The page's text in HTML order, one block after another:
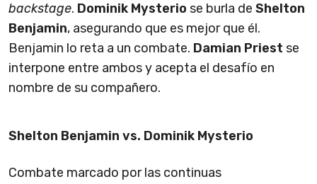
backstage. Dominik Mysterio se burla de Shelton
Benjamin, asegurando que es mejor que él.
Benjamin lo reta a un combate. Damian Priest se
interpone entre ambos y acepta el desafío en
nombre de su compañero.
Shelton Benjamin vs. Dominik Mysterio
Combate marcado por las continuas